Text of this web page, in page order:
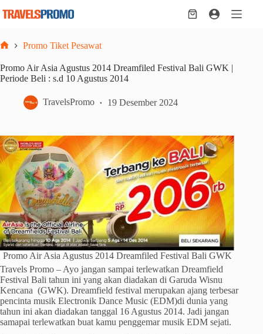
Shopping
Promo Tiket Pesawat
Promo Air Asia Agustus 2014 Dreamfiled Festival Bali GWK |
Periode Beli : s.d 10 Agustus 2014
TravelsPromo 19 Desember 2024
Promo Air Asia Agustus 2014 Dreamfiled Festival Bali GWK
Travels Promo – Ayo jangan sampai terlewatkan Dreamfield
Festival Bali tahun ini yang akan diadakan di Garuda Wisnu
Kencana (GWK). Dreamfield festival merupakan ajang terbesar
pencinta musik Electronik Dance Music (EDM)di dunia yang
tahun ini akan diadakan tanggal 16 Agustus 2014. Jadi jangan
samapai terlewatkan buat kamu penggemar musik EDM sejati.